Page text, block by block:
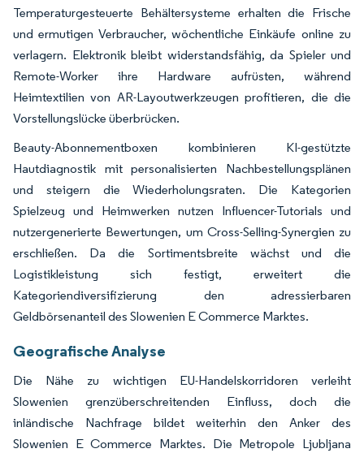
Temperaturgesteuerte Behältersysteme erhalten die Frische
und ermutigen Verbraucher, wöchentliche Einkäufe online zu
verlagern. Elektronik bleibt widerstandsfähig, da Spieler und
Remote-Worker ihre Hardware aufrüsten, während
Heimtextilien von AR-Layoutwerkzeugen profitieren, die die
Vorstellungslücke überbrücken.
Beauty-Abonnementboxen kombinieren KI-gestützte
Hautdiagnostik mit personalisierten Nachbestellungsplänen
und steigern die Wiederholungsraten. Die Kategorien
Spielzeug und Heimwerken nutzen Influencer-Tutorials und
nutzergenerierte Bewertungen, um Cross-Selling-Synergien zu
erschließen. Da die Sortimentsbreite wächst und die
Logistikleistung sich festigt, erweitert die
Kategoriendiversifizierung den adressierbaren
Geldbörsenanteil des Slowenien E Commerce Marktes.
Geografische Analyse
Die Nähe zu wichtigen EU-Handelskorridoren verleiht
Slowenien grenzüberschreitenden Einfluss, doch die
inländische Nachfrage bildet weiterhin den Anker des
Slowenien E Commerce Marktes. Die Metropole Ljubljana